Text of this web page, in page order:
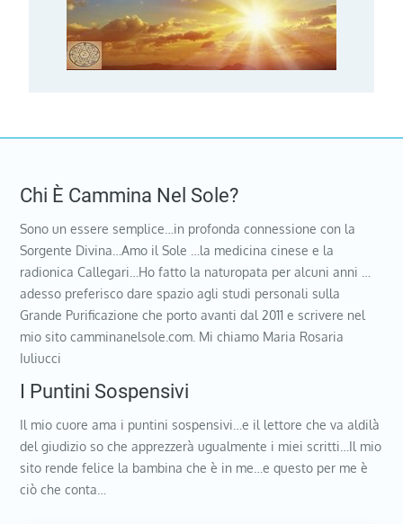
Chi È Cammina Nel Sole?
Sono un essere semplice…in profonda connessione con la
Sorgente Divina…Amo il Sole …la medicina cinese e la
radionica Callegari…Ho fatto la naturopata per alcuni anni …
adesso preferisco dare spazio agli studi personali sulla
Grande Purificazione che porto avanti dal 2011 e scrivere nel
mio sito camminanelsole.com. Mi chiamo Maria Rosaria
Iuliucci
I Puntini Sospensivi
Il mio cuore ama i puntini sospensivi…e il lettore che va aldilà
del giudizio so che apprezzerà ugualmente i miei scritti…Il mio
sito rende felice la bambina che è in me…e questo per me è
ciò che conta…